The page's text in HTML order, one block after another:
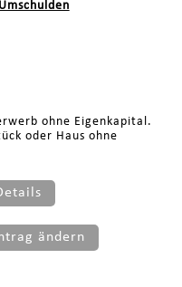
ohne Eigenkapital.
oder Haus ohne
ändern